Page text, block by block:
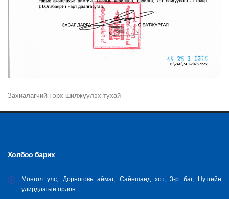
Захиалагчийн эрх шилжүүлэх тухай
Холбоо барих
Монгол улс, Дорноговь аймаг, Сайншанд хот, 3-р баг, Нутгийн
удирдлагын ордон